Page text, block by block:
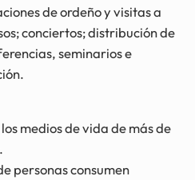
de ordeño y visitas a
conciertos; distribución de
seminarios e
medios de vida de más de
personas consumen